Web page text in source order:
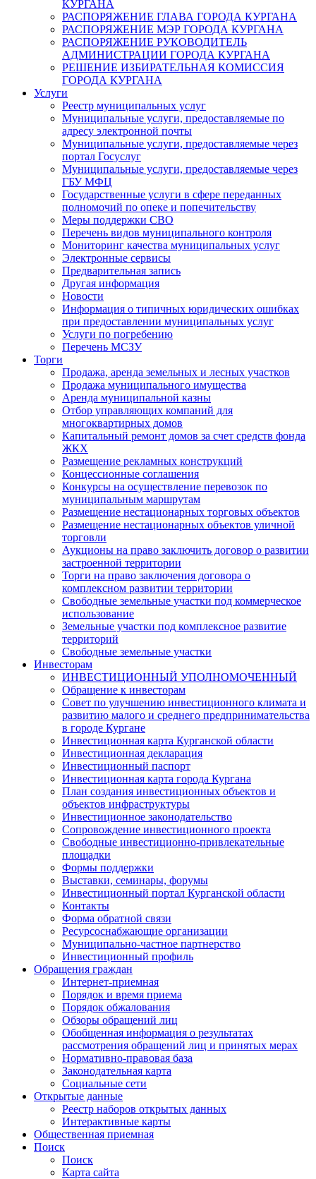
КУРГАНА
РАСПОРЯЖЕНИЕ ГЛАВА ГОРОДА КУРГАНА
РАСПОРЯЖЕНИЕ МЭР ГОРОДА КУРГАНА
РАСПОРЯЖЕНИЕ РУКОВОДИТЕЛЬ
АДМИНИСТРАЦИИ ГОРОДА КУРГАНА
РЕШЕНИЕ ИЗБИРАТЕЛЬНАЯ КОМИССИЯ
ГОРОДА КУРГАНА
Услуги
Реестр муниципальных услуг
Муниципальные услуги, предоставляемые по
адресу электронной почты
Муниципальные услуги, предоставляемые через
портал Госуслуг
Муниципальные услуги, предоставляемые через
ГБУ МФЦ
Государственные услуги в сфере переданных
полномочий по опеке и попечительству
Меры поддержки СВО
Перечень видов муниципального контроля
Мониторинг качества муниципальных услуг
Электронные сервисы
Предварительная запись
Другая информация
Новости
Информация о типичных юридических ошибках
при предоставлении муниципальных услуг
Услуги по погребению
Перечень МСЗУ
Торги
Продажа, аренда земельных и лесных участков
Продажа муниципального имущества
Аренда муниципальной казны
Отбор управляющих компаний для
многоквартирных домов
Капитальный ремонт домов за счет средств фонда
ЖКХ
Размещение рекламных конструкций
Концессионные соглашения
Конкурсы на осуществление перевозок по
муниципальным маршрутам
Размещение нестационарных торговых объектов
Размещение нестационарных объектов уличной
торговли
Аукционы на право заключить договор о развитии
застроенной территории
Торги на право заключения договора о
комплексном развитии территории
Свободные земельные участки под коммерческое
использование
Земельные участки под комплексное развитие
территорий
Свободные земельные участки
Инвесторам
ИНВЕСТИЦИОННЫЙ УПОЛНОМОЧЕННЫЙ
Обращение к инвесторам
Совет по улучшению инвестиционного климата и
развитию малого и среднего предпринимательства
в городе Кургане
Инвестиционная карта Курганской области
Инвестиционная декларация
Инвестиционный паспорт
Инвестиционная карта города Кургана
План создания инвестиционных объектов и
объектов инфраструктуры
Инвестиционное законодательство
Сопровождение инвестиционного проекта
Свободные инвестиционно-привлекательные
площадки
Формы поддержки
Выставки, семинары, форумы
Инвестиционный портал Курганской области
Контакты
Форма обратной связи
Ресурсоснабжающие организации
Муниципально-частное партнерство
Инвестиционный профиль
Обращения граждан
Интернет-приемная
Порядок и время приема
Порядок обжалования
Обзоры обращений лиц
Обобщенная информация о результатах
рассмотрения обращений лиц и принятых мерах
Нормативно-правовая база
Законодательная карта
Социальные сети
Открытые данные
Реестр наборов открытых данных
Интерактивные карты
Общественная приемная
Поиск
Поиск
Карта сайта